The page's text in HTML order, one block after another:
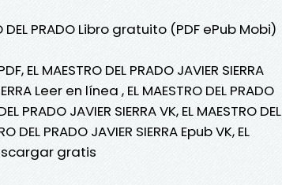
PRADO Libro gratuito (PDF ePub Mobi)
EL MAESTRO DEL PRADO JAVIER SIERRA
Leer en línea , EL MAESTRO DEL PRADO
PRADO JAVIER SIERRA VK, EL MAESTRO DEL
DEL PRADO JAVIER SIERRA Epub VK, EL
gratis